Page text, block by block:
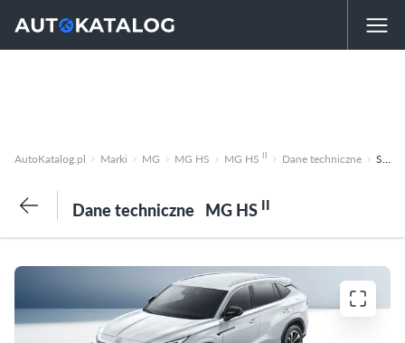
AutoKatalog.pl Marki MG MG HS MG HS II Dane techniczne SUV-5d Benzyna 1.5 (170KM) Automatyczna DCT-7 Excite
Dane techniczne MG HS II